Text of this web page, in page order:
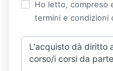
Ho letto, compreso
termini e condizioni
L'acquisto dà diritto
corso/i corsi da